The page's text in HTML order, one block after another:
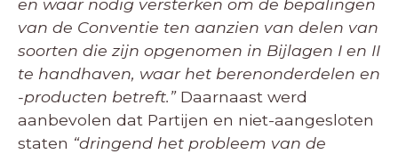
en waar nodig versterken om de bepalingen
van de Conventie ten aanzien van delen van
soorten die zijn opgenomen in Bijlagen I en II
te handhaven, waar het berenonderdelen en
-producten betreft.”Daarnaast werd
aanbevolen dat Partijen en niet-aangesloten
staten “dringend het probleem van de